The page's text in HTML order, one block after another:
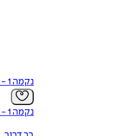
נקמה 1 - הבת של השטן
נקמה 1 - הבת של השטן